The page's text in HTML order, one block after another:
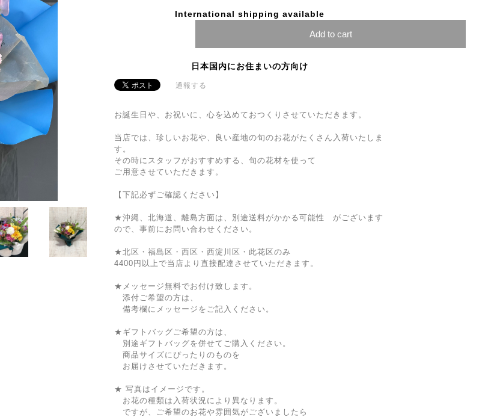
International shipping available
Add to cart
日本国内にお住まいの方向け
通報する
お誕生日や、お祝いに、心を込めておつくりさせていただきます。
当店では、珍しいお花や、良い産地の旬のお花がたくさん入荷いたしま
す。
その時にスタッフがおすすめする、旬の花材を使って
ご用意させていただきます。
【下記必ずご確認ください】
★沖縄、北海道、離島方面は、別途送料がかかる可能性 がございます
ので、事前にお問い合わせください。
★北区・福島区・西区・西淀川区・此花区のみ
4400円以上で当店より直接配達させていただきます。
★メッセージ無料でお付け致します。
添付ご希望の方は、
備考欄にメッセージをご記入ください。
★ギフトバッグご希望の方は、
別途ギフトバッグを併せてご購入ください。
商品サイズにぴったりのものを
お届けさせていただきます。
★ 写真はイメージです。
お花の種類は入荷状況により異なります。
ですが、ご希望のお花や雰囲気がございましたら